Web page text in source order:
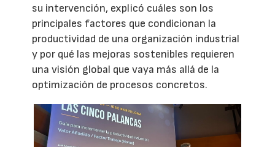
su intervención, explicó cuáles son los
principales factores que condicionan la
productividad de una organización industrial
y por qué las mejoras sostenibles requieren
una visión global que vaya más allá de la
optimización de procesos concretos.